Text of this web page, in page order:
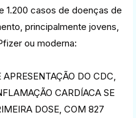
1.200 casos de doenças de
principalmente jovens,
ou moderna:
DO CDC,
CARDÍACA SE
DOSE, COM 827